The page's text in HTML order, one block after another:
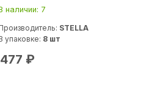
наличии: 7
STELLA
упаковке: 8 шт
477 ₽